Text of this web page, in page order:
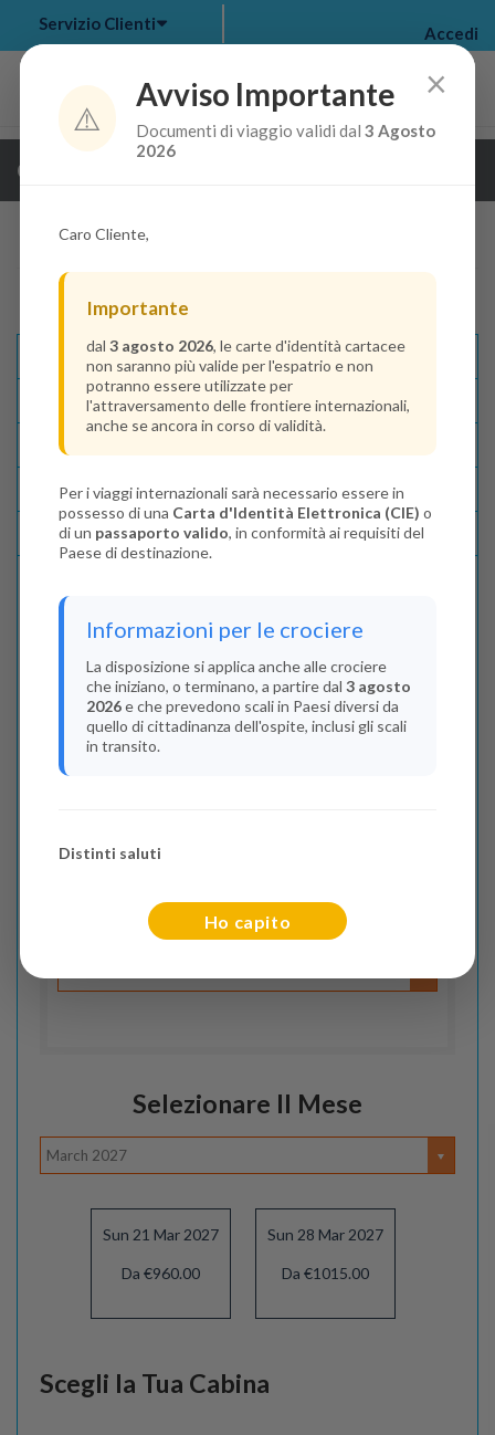
my bookings >
Servizio Clienti Accedi
Guarda i dettagli della crociera
Descrizione E Itinerario
Disponibilità
Recensioni
Lascia La Tua Recensione
Indica il numero dei passeggeri
Bambini(Da 2 a 17 anni)
0
Flight Cities
Selezionare Il Mese
March 2027
Sun 21 Mar 2027
Da €960.00
Sun 28 Mar 2027
Da €1015.00
Scegli la Tua Cabina
×
⚠️
Avviso Importante
Documenti di viaggio validi dal3 Agosto
2026
Caro Cliente,
Importante
dal 3 agosto 2026, le carte d'identità cartacee
non saranno più valide per l'espatrio e non
potranno essere utilizzate per
l'attraversamento delle frontiere internazionali,
anche se ancora in corso di validità.
Per i viaggi internazionali sarà necessario essere in
possesso di una Carta d'Identità Elettronica (CIE) o
di un passaporto valido, in conformità ai requisiti del
Paese di destinazione.
Informazioni per le crociere
La disposizione si applica anche alle crociere
che iniziano, o terminano, a partire dal 3 agosto
2026e che prevedono scali in Paesi diversi da
quello di cittadinanza dell'ospite, inclusi gli scali
in transito.
Distinti saluti
Ho capito